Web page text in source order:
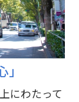
にわたって